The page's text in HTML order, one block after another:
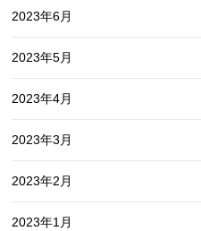
2023年6月
2023年5月
2023年4月
2023年3月
2023年2月
2023年1月